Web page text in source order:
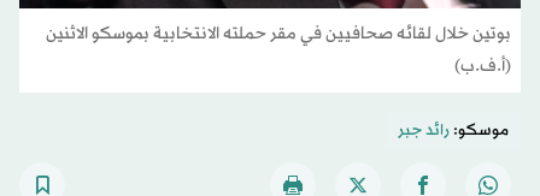
بوتين خلال لقائه صحافيين في مقر حملته الانتخابية بموسكو الاثنين
(أ.ف.ب)
موسكو:رائد جبر